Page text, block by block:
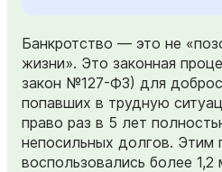
Банкротство — это не
жизни». Это законная
закон №127-ФЗ) для
попавших в трудную
право раз в 5 лет
непосильных долгов. Этим
воспользовались более 1,2